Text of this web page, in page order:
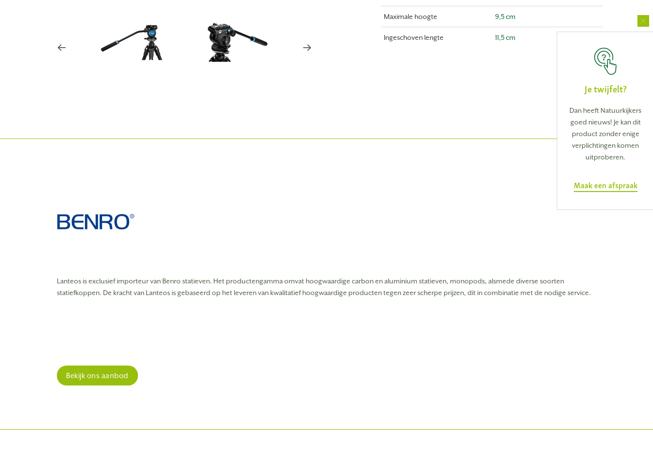
Maximale hoogte 9,5 cm
Ingeschoven lengte 11,5 cm
Lanteos is exclusief importeur van Benro statieven. Het productengamma omvat hoogwaardige carbon en aluminium statieven, monopods, alsmede diverse soorten
statiefkoppen. De kracht van Lanteos is gebaseerd op het leveren van kwalitatief hoogwaardige producten tegen zeer scherpe prijzen, dit in combinatie met de nodige service.
Bekijk ons aanbod
Je twijfelt?
Dan heeft Natuurkijkers
goed nieuws! Je kan dit
product zonder enige
verplichtingen komen
uitproberen.
Maak een afspraak